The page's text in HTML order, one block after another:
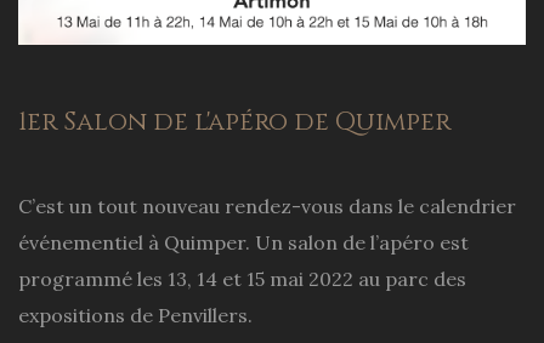
1er Salon de l'apéro de Quimper
C’est un tout nouveau rendez-vous dans le calendrier
événementiel à Quimper. Un salon de l’apéro est
programmé les 13, 14 et 15 mai 2022 au parc des
expositions de Penvillers.